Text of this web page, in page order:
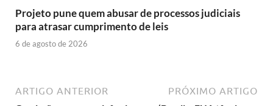
Projeto pune quem abusar de processos judiciais
para atrasar cumprimento de leis
6 de agosto de 2026
ARTIGO ANTERIOR PRÓXIMO ARTIGO